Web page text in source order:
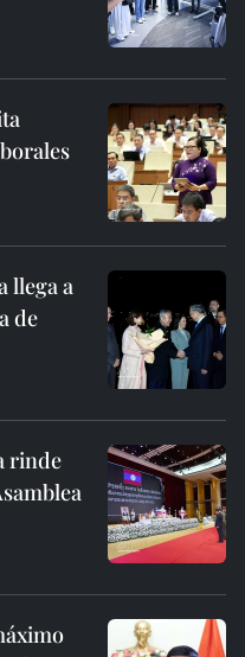
llega a
de
rinde